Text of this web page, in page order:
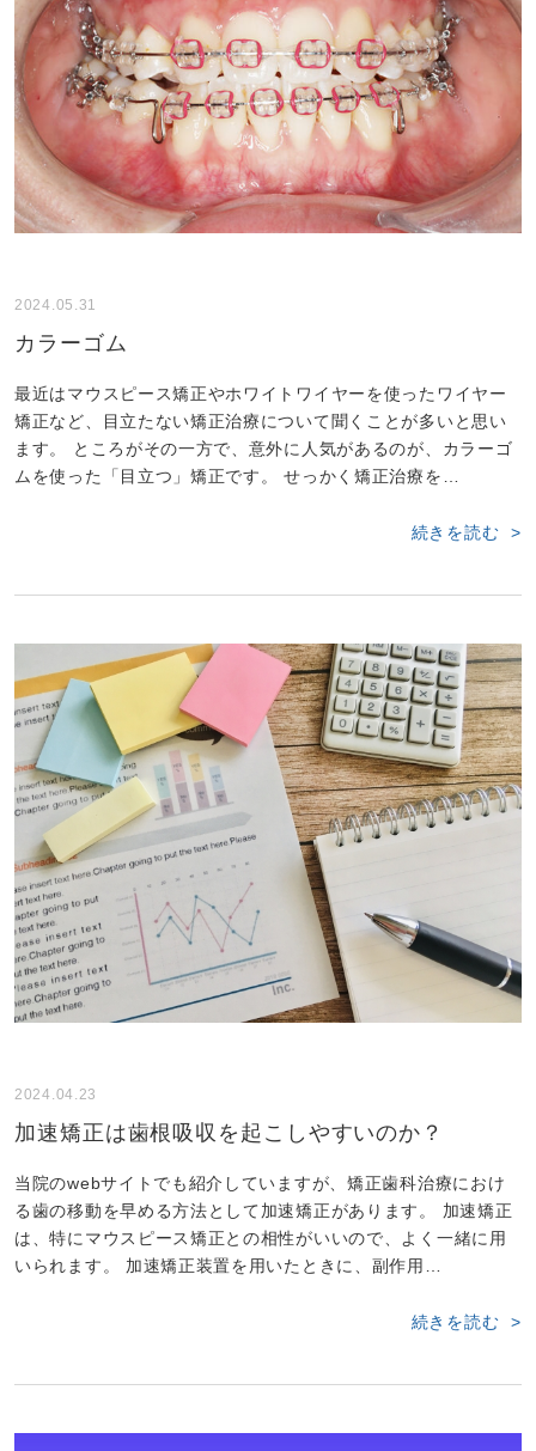
2024.05.31
カラーゴム
最近はマウスピース矯正やホワイトワイヤーを使ったワイヤー
矯正など、目立たない矯正治療について聞くことが多いと思い
ます。 ところがその一方で、意外に人気があるのが、カラーゴ
ムを使った「目立つ」矯正です。 せっかく矯正治療を…
続きを読む
2024.04.23
加速矯正は歯根吸収を起こしやすいのか？
当院のwebサイトでも紹介していますが、矯正歯科治療におけ
る歯の移動を早める方法として加速矯正があります。 加速矯正
は、特にマウスピース矯正との相性がいいので、よく一緒に用
いられます。 加速矯正装置を用いたときに、副作用…
続きを読む